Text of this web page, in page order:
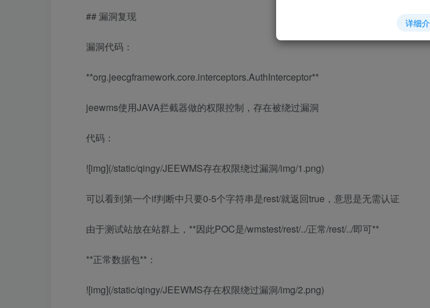
## 漏洞复现
漏洞代码：
**org.jeecgframework.core.interceptors.AuthInterceptor**
jeewms使用JAVA拦截器做的权限控制，存在被绕过漏洞
代码：
![img](/static/qingy/JEEWMS存在权限绕过漏洞/img/1.png)
可以看到第一个if判断中只要0-5个字符串是rest/就返回true，意思是无需认证
由于测试站放在站群上，**因此POC是/wmstest/rest/../正常/rest/../即可**
**正常数据包**：
![img](/static/qingy/JEEWMS存在权限绕过漏洞/img/2.png)
详细